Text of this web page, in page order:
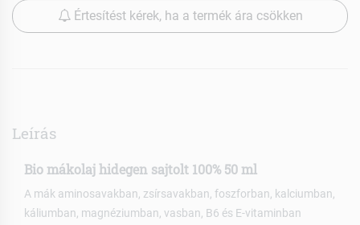
Értesítést kérek, ha a termék ára csökken
Leírás
Bio mákolaj hidegen sajtolt 100% 50 ml
A mák aminosavakban, zsírsavakban, foszforban, kalciumban,
káliumban, magnéziumban, vasban, B6 és E-vitaminban